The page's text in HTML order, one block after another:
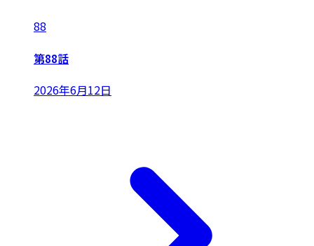
88
第88話
2026年6月12日